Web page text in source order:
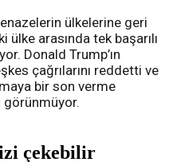
ülkelerine geri
arasında tek başarılı
Donald Trump’ın
çağrılarını reddetti ve
bir son verme
görünmüyor.
çekebilir